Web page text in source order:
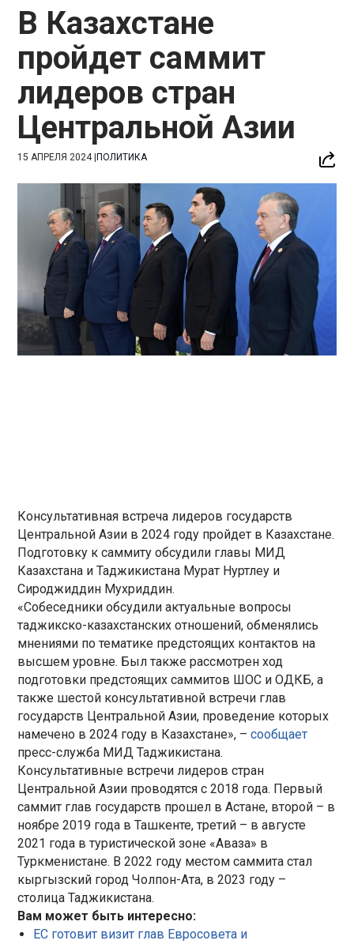
В Казахстане
пройдет саммит
лидеров стран
Центральной Азии
15 АПРЕЛЯ 2024|ПОЛИТИКА
Консультативная встреча лидеров государств
Центральной Азии в 2024 году пройдет в Казахстане.
Подготовку к саммиту обсудили главы МИД
Казахстана и Таджикистана Мурат Нуртлеу и
Сироджиддин Мухриддин.
«Собеседники обсудили актуальные вопросы
таджикско-казахстанских отношений, обменялись
мнениями по тематике предстоящих контактов на
высшем уровне. Был также рассмотрен ход
подготовки предстоящих саммитов ШОС и ОДКБ, а
также шестой консультативной встречи глав
государств Центральной Азии, проведение которых
намечено в 2024 году в Казахстане», –сообщает
пресс-служба МИД Таджикистана.
Консультативные встречи лидеров стран
Центральной Азии проводятся с 2018 года. Первый
саммит глав государств прошел в Астане, второй – в
ноябре 2019 года в Ташкенте, третий – в августе
2021 года в туристической зоне «Аваза» в
Туркменистане. В 2022 году местом саммита стал
кыргызский город Чолпон-Ата, в 2023 году –
столица Таджикистана.
Вам может быть интересно:
ЕС готовит визит глав Евросовета и